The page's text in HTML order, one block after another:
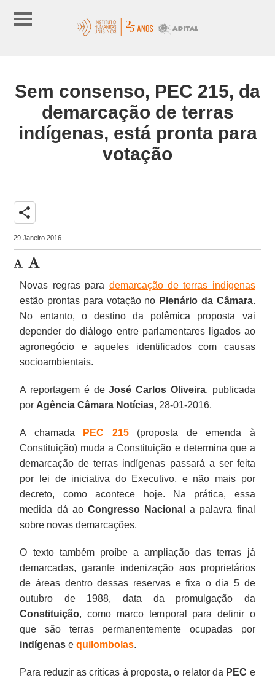
Sem consenso, PEC 215, da
demarcação de terras
indígenas, está pronta para
votação
share
29 Janeiro 2016
Novas regras para demarcação de terras indígenas
estão prontas para votação no Plenário da Câmara.
No entanto, o destino da polêmica proposta vai
depender do diálogo entre parlamentares ligados ao
agronegócio e aqueles identificados com causas
socioambientais.
A reportagem é deJosé Carlos Oliveira, publicada
por Agência Câmara Notícias, 28-01-2016.
A chamada PEC 215(proposta de emenda à
Constituição) muda a Constituição e determina que a
demarcação de terras indígenas passará a ser feita
por lei de iniciativa do Executivo, e não mais por
decreto, como acontece hoje. Na prática, essa
medida dá ao Congresso Nacional
a palavra final
sobre novas demarcações.
O texto também proíbe a ampliação das terras já
demarcadas, garante indenização aos proprietários
de áreas dentro dessas reservas e fixa o dia 5 de
outubro de 1988, data da promulgação da
Constituição, como marco temporal para definir o
que são terras permanentemente ocupadas por
indígenas equilombolas.
Para reduzir as críticas à proposta, o relator da PEC e